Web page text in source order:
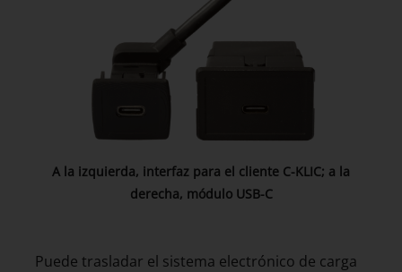
A la izquierda, interfaz para el cliente C-KLIC; a la
derecha, módulo USB-C
Puede trasladar el sistema electrónico de carga